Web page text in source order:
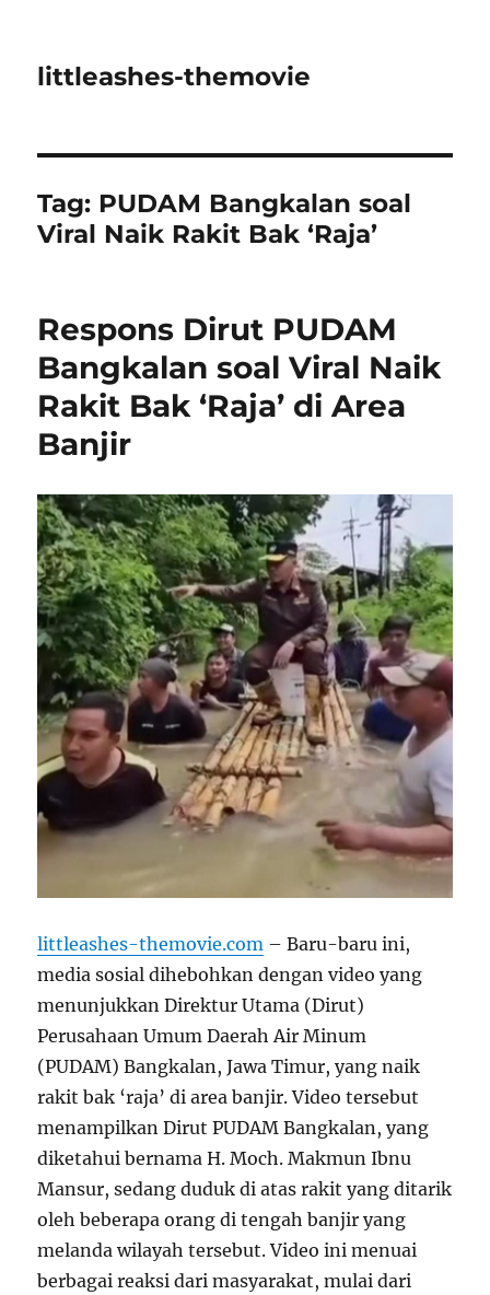
littleashes-themovie
Tag: PUDAM Bangkalan soal
Viral Naik Rakit Bak ‘Raja’
Respons Dirut PUDAM
Bangkalan soal Viral Naik
Rakit Bak ‘Raja’ di Area
Banjir
littleashes-themovie.com – Baru-baru ini,
media sosial dihebohkan dengan video yang
menunjukkan Direktur Utama (Dirut)
Perusahaan Umum Daerah Air Minum
(PUDAM) Bangkalan, Jawa Timur, yang naik
rakit bak ‘raja’ di area banjir. Video tersebut
menampilkan Dirut PUDAM Bangkalan, yang
diketahui bernama H. Moch. Makmun Ibnu
Mansur, sedang duduk di atas rakit yang ditarik
oleh beberapa orang di tengah banjir yang
melanda wilayah tersebut. Video ini menuai
berbagai reaksi dari masyarakat, mulai dari